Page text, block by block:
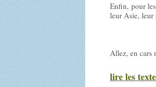
Enfin, pour
leur Asie, leur
Allez, en cars
lire les